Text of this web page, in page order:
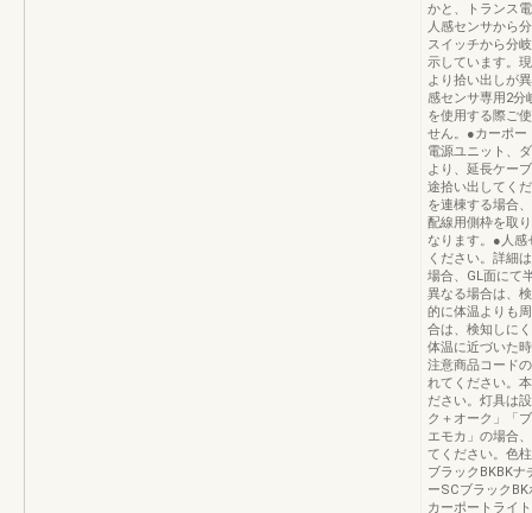
かと、トランス
人感センサから
スイッチから分
示しています。
より拾い出しが
感センサ専用2分
を使用する際ご
せん。●カーポー
電源ユニット、
より、延長ケー
途拾い出してく
を連棟する場合
配線用側枠を取
なります。●人感
ください。詳細
場合、GL面にて
異なる場合は、
的に体温よりも
合は、検知しに
体温に近づいた
注意商品コード
れてください。
ださい。灯具は
ク＋オーク」「
エモカ」の場合
てください。色
ブラックBKBK
ーSCブラック
カーポートライ